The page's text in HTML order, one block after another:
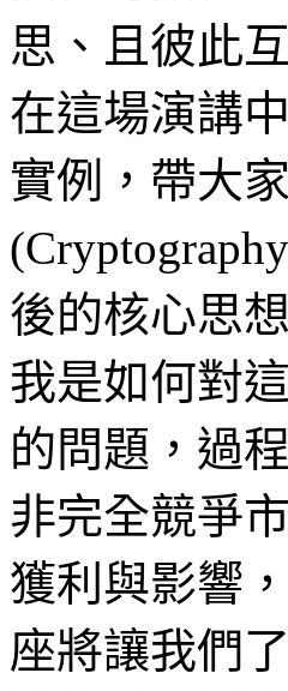
思、且彼此
在這場演講
實例，帶大
後的核心思
我是如何對
的問題，過
非完全競爭
獲利與影響
座將讓我們